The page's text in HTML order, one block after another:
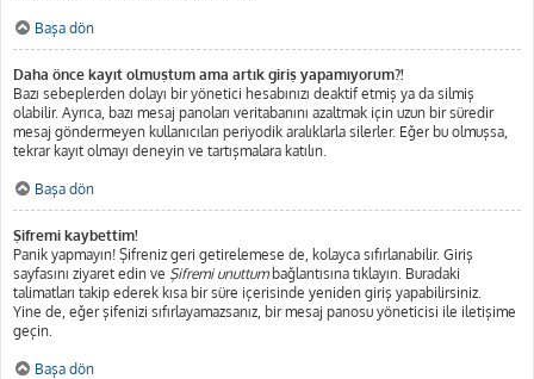
Başa dön
Daha önce kayıt olmuştum ama artık giriş yapamıyorum?!
Bazı sebeplerden dolayı bir yönetici hesabınızı deaktif etmiş ya da silmiş
olabilir. Ayrıca, bazı mesaj panoları veritabanını azaltmak için uzun bir süredir
mesaj göndermeyen kullanıcıları periyodik aralıklarla silerler. Eğer bu olmuşsa,
tekrar kayıt olmayı deneyin ve tartışmalara katılın.
Başa dön
Şifremi kaybettim!
Panik yapmayın! Şifreniz geri getirelemese de, kolayca sıfırlanabilir. Giriş
sayfasını ziyaret edin ve Şifremi unuttumbağlantısına tıklayın. Buradaki
talimatları takip ederek kısa bir süre içerisinde yeniden giriş yapabilirsiniz.
Yine de, eğer şifenizi sıfırlayamazsanız, bir mesaj panosu yöneticisi ile iletişime
geçin.
Başa dön